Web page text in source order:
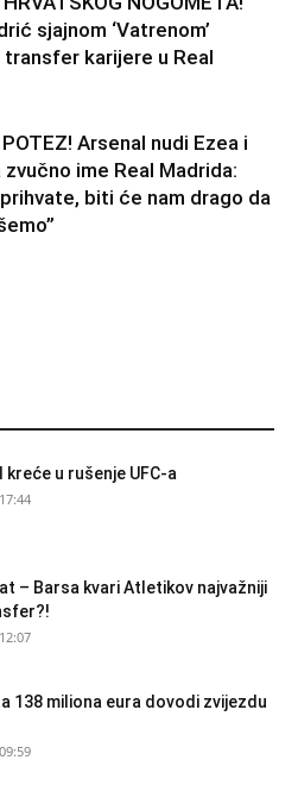
sjajnom ‘Vatrenom’
transfer karijere u Real
POTEZ! Arsenal nudi Ezea i
zvučno ime Real Madrida:
biti će nam drago da
kreće u rušenje UFC-a
– Barsa kvari Atletikov najvažniji
138 miliona eura dovodi zvijezdu